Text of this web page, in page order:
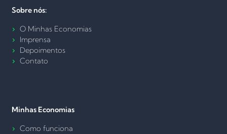
Sobre nós:
O Minhas Economias
Imprensa
Depoimentos
Contato
Minhas Economias
Como funciona